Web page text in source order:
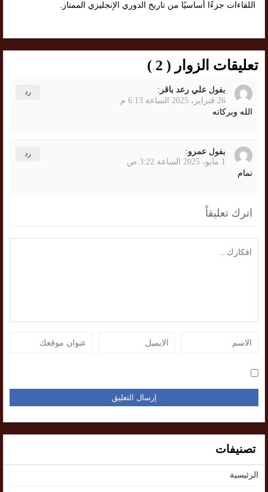
اللقاءات جزءًا أساسيًا من تاريخ الدوري الإنجليزي الممتاز.
تعليقات الزوار ( 2 )
يقول علي رعد باقر :
26 فبراير، 2025 الساعة 6:13 م
الله وبركاته
رد
يقول عمرو:
1 مايو، 2025 الساعة 3:22 ص
تمام
رد
اترك تعليقاً
تصنيفات
الرئيسية